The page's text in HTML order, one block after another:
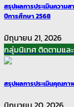
สรุปผลการประเมินความ
ปีการศึกษา 2568
มิถุนายน 21, 2026
กลุ่มนิเทศ ติดตามแล
สรุปผลการประเมินคุณภา